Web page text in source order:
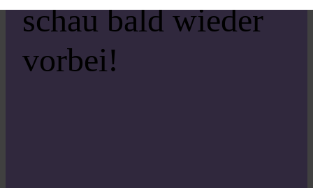
schau bald wieder
vorbei!